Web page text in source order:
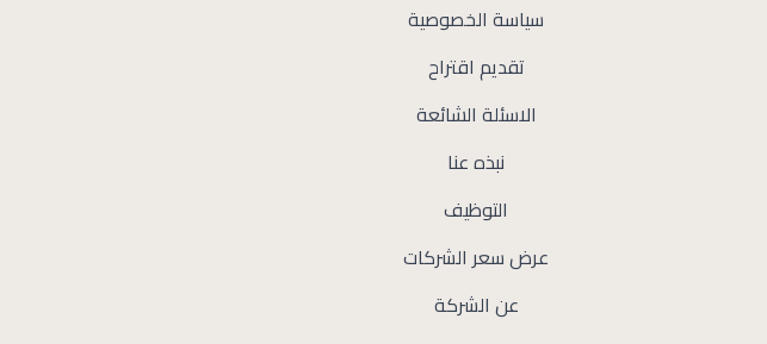
سياسة الخصوصية
تقديم اقتراح
الاسئلة الشائعة
نبذه عنا
التوظيف
عرض سعر الشركات
عن الشركة